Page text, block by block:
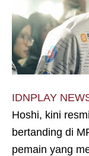
IDNPLAY
Hoshi, kini
bertanding di
pemain yang